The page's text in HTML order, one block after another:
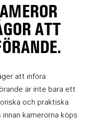
ATT
att införa
är inte bara ett
och praktiska
kamerorna köps